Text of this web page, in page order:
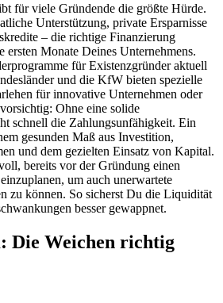
für viele Gründende die größte Hürde.
Unterstützung, private Ersparnisse
– die richtige Finanzierung
ersten Monate Deines Unternehmens.
für Existenzgründer aktuell
und die KfW bieten spezielle
für innovative Unternehmen oder
Ohne eine solide
schnell die Zahlungsunfähigkeit. Ein
gesunden Maß aus Investition,
und dem gezielten Einsatz von Kapital.
bereits vor der Gründung einen
um auch unerwartete
zu können. So sicherst Du die Liquidität
besser gewappnet.
Die Weichen richtig